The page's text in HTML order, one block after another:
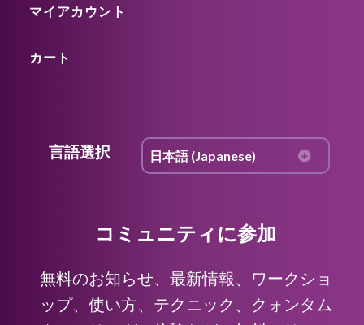
マイアカウント
カート
言語選択
コミュニティに参加
無料のお知らせ、最新情報、ワークショ
ップ、使い方、テクニック、クォンタム